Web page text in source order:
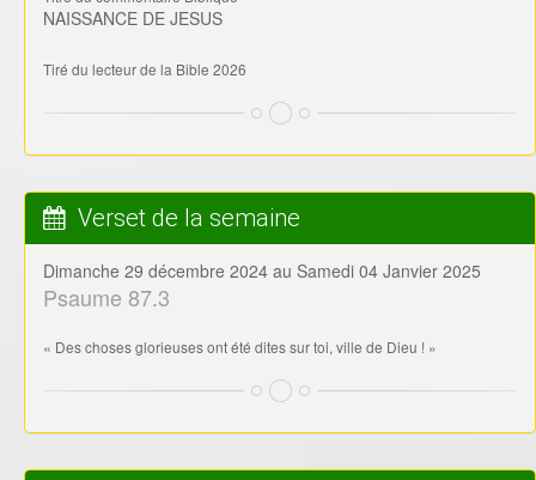
NAISSANCE DE JESUS
Tiré du lecteur de la Bible 2026
Verset de la semaine
Dimanche 29 décembre 2024 au Samedi 04 Janvier 2025
Psaume 87.3
« Des choses glorieuses ont été dites sur toi, ville de Dieu ! »